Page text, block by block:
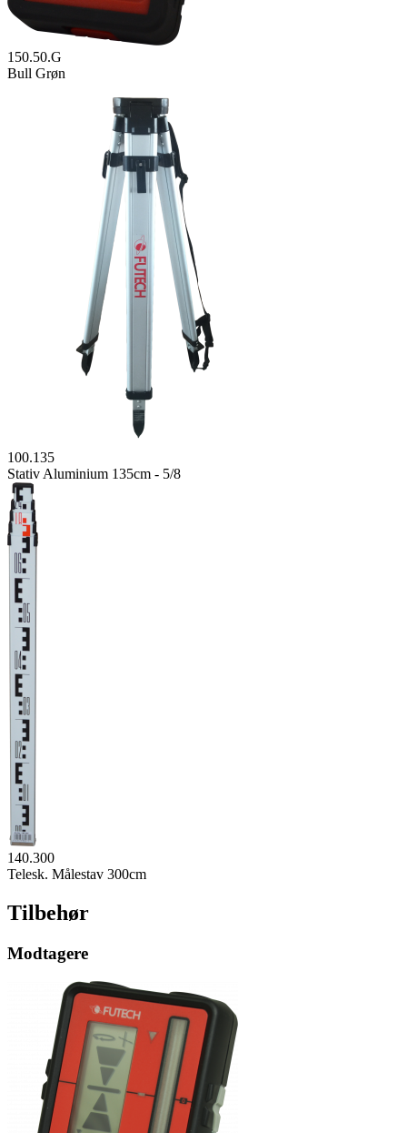
150.50.G
Bull Grøn
100.135
Stativ Aluminium 135cm - 5/8
140.300
Telesk. Målestav 300cm
Tilbehør
Modtagere